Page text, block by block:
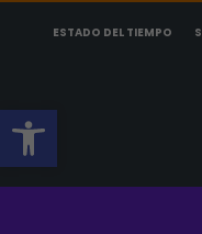
Abrir
ESTADO DEL TIEMPO